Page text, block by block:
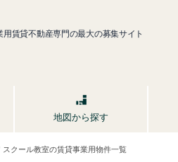
賃貸不動産専門の最大の募集サイト
地図から探す
スクール教室の賃貸事業用物件一覧